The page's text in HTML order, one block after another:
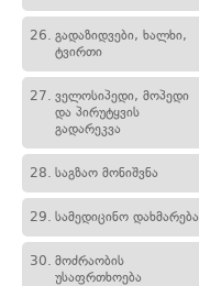
26. გადაზიდვები, ხალხი,
ტვირთი
27. ველოსიპედი, მოპედი
და პირუტყვის
გადარეკვა
28. საგზაო მონიშვნა
29. სამედიცინო დახმარება
30. მოძრაობის
უსაფრთხოება